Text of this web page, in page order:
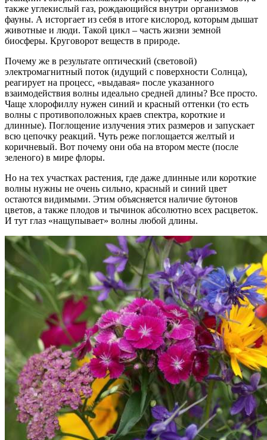
также углекислый газ, рождающийся внутри организмов
фауны. А исторгает из себя в итоге кислород, которым дышат
животные и люди. Такой цикл – часть жизни земной
биосферы. Круговорот веществ в природе.
Почему же в результате оптический (световой)
электромагнитный поток (идущий с поверхности Солнца),
реагирует на процесс, «выдавая» после указанного
взаимодействия волны идеально средней длины? Все просто.
Чаще хлорофиллу нужен синий и красный оттенки (то есть
волны с противоположных краев спектра, короткие и
длинные). Поглощение излучения этих размеров и запускает
всю цепочку реакций. Чуть реже поглощается желтый и
коричневый. Вот почему они оба на втором месте (после
зеленого) в мире флоры.
Но на тех участках растения, где даже длинные или короткие
волны нужны не очень сильно, красный и синий цвет
остаются видимыми. Этим объясняется наличие бутонов
цветов, а также плодов и тычинок абсолютно всех расцветок.
И тут глаз «нащупывает» волны любой длины.